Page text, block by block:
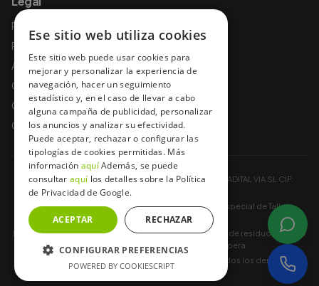
Política de privacidad
Política de cookies
Aviso legal
Condiciones de uso
Condiciones y garantías
Condiciones de contratación
Baterías a Domicilio ® es una Marca Registrada por ADITAL VIA SL CIF:
Registro Industrial 13-A-452-00140441 Registro especial de Taller
CM/19108
Baterías a Domicilio® está registrada como productor de residuos (plomo
de baterías) en todas las CCAA donde opera.
bateriasadomicilio.es. Todos los derechos
reservados.
Ese sitio web utiliza cookies
Este sitio web puede usar cookies para
mejorar y personalizar la experiencia de
navegación, hacer un seguimiento
estadístico y, en el caso de llevar a cabo
alguna campaña de publicidad, personalizar
los anuncios y analizar su efectividad.
Puede aceptar, rechazar o configurar las
tipologías de cookies permitidas. Más
información aquíAdemás, se puede
consultar aquí los detalles sobre la Política
de Privacidad de Google.
ACEPTAR RECHAZAR
CONFIGURAR PREFERENCIAS
POWERED BY COOKIESCRIPT